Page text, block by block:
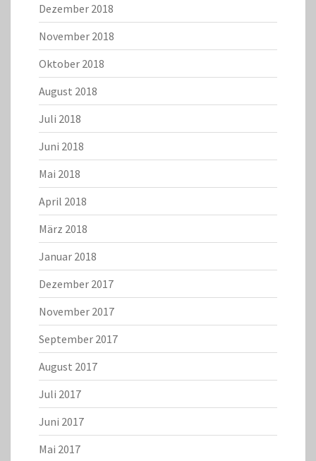
Dezember 2018
November 2018
Oktober 2018
August 2018
Juli 2018
Juni 2018
Mai 2018
April 2018
März 2018
Januar 2018
Dezember 2017
November 2017
September 2017
August 2017
Juli 2017
Juni 2017
Mai 2017